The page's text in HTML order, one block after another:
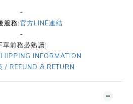
-
服務:官方LINE連結
-
單前務必熟讀:
INFORMATION
/ REFUND & RETURN